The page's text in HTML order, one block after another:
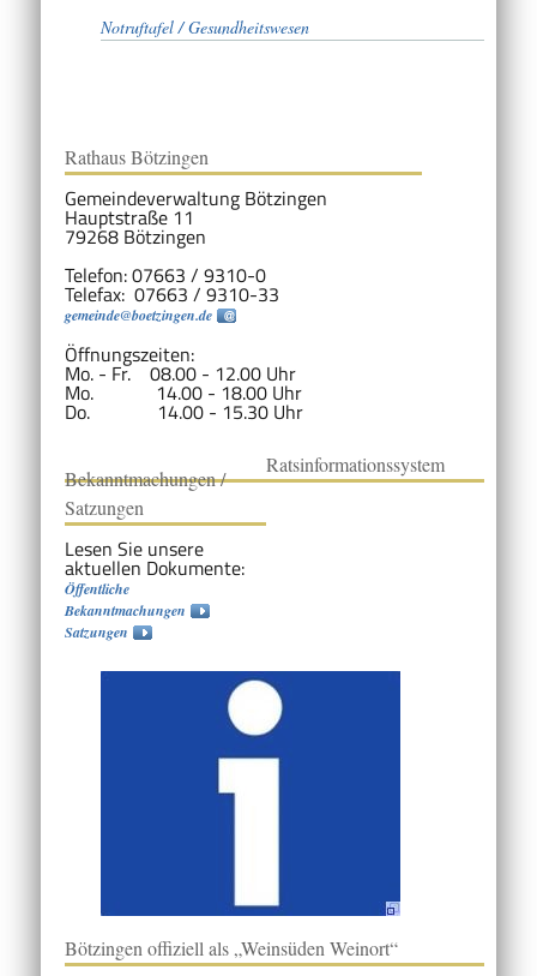
Notruftafel / Gesundheitswesen
Rathaus Bötzingen
Gemeindeverwaltung Bötzingen
Hauptstraße 11
79268 Bötzingen
Telefon: 07663 / 9310-0
Telefax: 07663 / 9310-33
gemeinde@boetzingen.de
Öffnungszeiten:
Mo. - Fr. 08.00 - 12.00 Uhr
Mo. 14.00 - 18.00 Uhr
Do. 14.00 - 15.30 Uhr
Bekanntmachungen /
Satzungen
Lesen Sie unsere
aktuellen Dokumente:
Öffentliche
Bekanntmachungen
Satzungen
Ratsinformationssystem
Bötzingen offiziell als „Weinsüden Weinort“